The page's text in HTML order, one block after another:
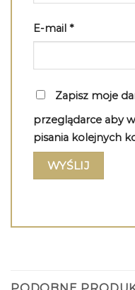
E-mail *
Zapisz moje
przeglądarce aby
pisania kolejnych